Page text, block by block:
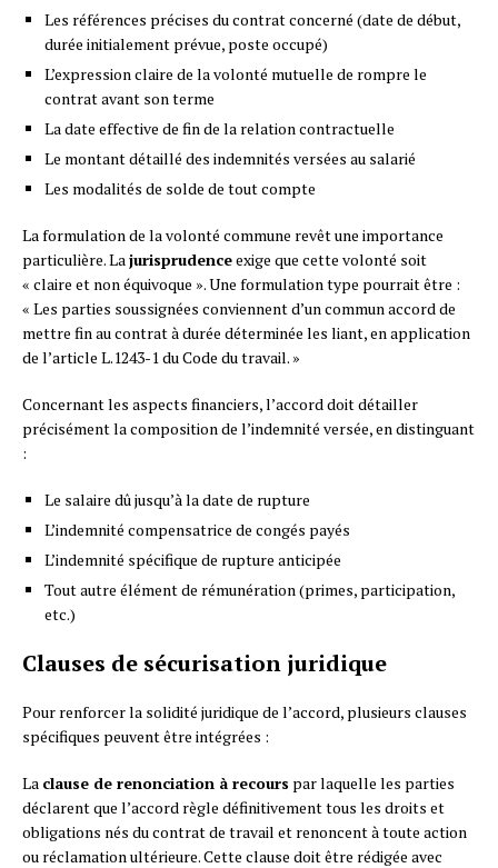
Les références précises du contrat concerné (date de début,
durée initialement prévue, poste occupé)
L’expression claire de la volonté mutuelle de rompre le
contrat avant son terme
La date effective de fin de la relation contractuelle
Le montant détaillé des indemnités versées au salarié
Les modalités de solde de tout compte
La formulation de la volonté commune revêt une importance
particulière. La jurisprudenceexige que cette volonté soit
« claire et non équivoque ». Une formulation type pourrait être :
« Les parties soussignées conviennent d’un commun accord de
mettre fin au contrat à durée déterminée les liant, en application
de l’article L.1243-1 du Code du travail. »
Concernant les aspects financiers, l’accord doit détailler
précisément la composition de l’indemnité versée, en distinguant
:
Le salaire dû jusqu’à la date de rupture
L’indemnité compensatrice de congés payés
L’indemnité spécifique de rupture anticipée
Tout autre élément de rémunération (primes, participation,
etc.)
Clauses de sécurisation juridique
Pour renforcer la solidité juridique de l’accord, plusieurs clauses
spécifiques peuvent être intégrées :
La clause de renonciation à recours par laquelle les parties
déclarent que l’accord règle définitivement tous les droits et
obligations nés du contrat de travail et renoncent à toute action
ou réclamation ultérieure. Cette clause doit être rédigée avec